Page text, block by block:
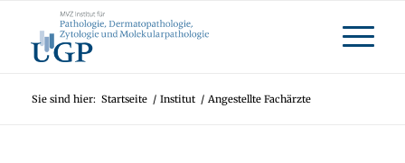
Sie sind hier: Startseite / Institut / Angestellte Fachärzte